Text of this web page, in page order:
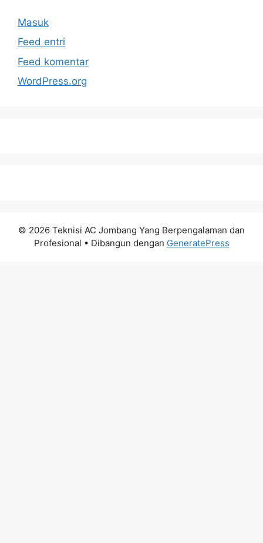
Masuk
Feed entri
Feed komentar
WordPress.org
© 2026 Teknisi AC Jombang Yang Berpengalaman dan
Profesional • Dibangun dengan GeneratePress